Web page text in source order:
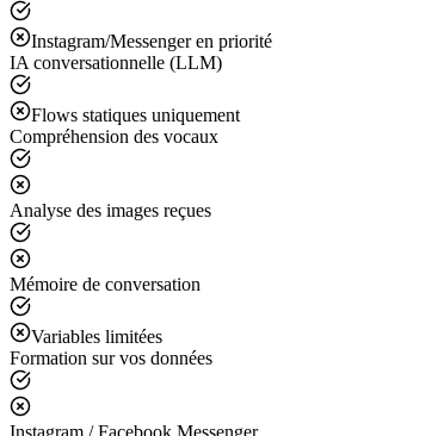
Instagram/Messenger en priorité
IA conversationnelle (LLM)
Flows statiques uniquement
Compréhension des vocaux
Analyse des images reçues
Mémoire de conversation
Variables limitées
Formation sur vos données
Instagram / Facebook Messenger